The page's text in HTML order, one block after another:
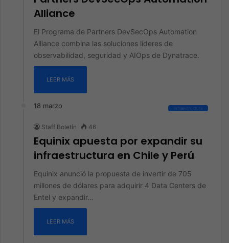
Alliance
El Programa de Partners DevSecOps Automation
Alliance combina las soluciones líderes de
observabilidad, seguridad y AIOps de Dynatrace.
LEER MÁS
18 marzo Infraestructura
Staff Boletín 46
Equinix apuesta por expandir su
infraestructura en Chile y Perú
Equinix anunció la propuesta de invertir de 705
millones de dólares para adquirir 4 Data Centers de
Entel y expandir…
LEER MÁS